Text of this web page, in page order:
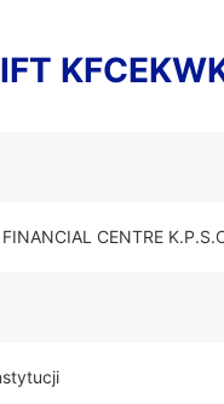
CENTRE